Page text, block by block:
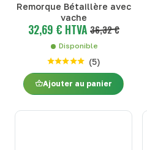
Remorque Bétaillère avec
vache
32,69 € HTVA 36,32 €
Disponible
(5)
Ajouter au panier